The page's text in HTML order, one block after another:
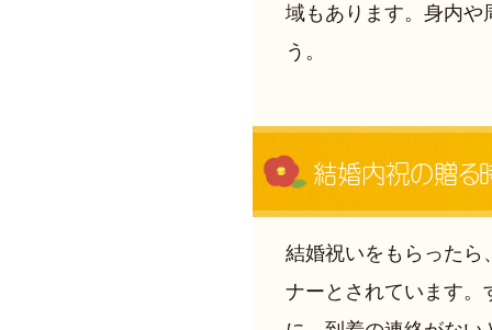
域もあります。身内や
う。
結婚内祝の贈る
結婚祝いをもらったら
ナーとされています。